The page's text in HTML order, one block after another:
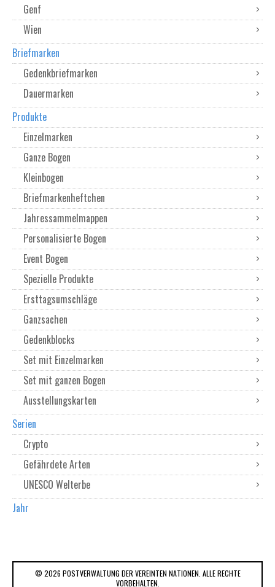
Genf
Wien
Briefmarken
Gedenkbriefmarken
Dauermarken
Produkte
Einzelmarken
Ganze Bogen
Kleinbogen
Briefmarkenheftchen
Jahressammelmappen
Personalisierte Bogen
Event Bogen
Spezielle Produkte
Ersttagsumschläge
Ganzsachen
Gedenkblocks
Set mit Einzelmarken
Set mit ganzen Bogen
Ausstellungskarten
Serien
Crypto
Gefährdete Arten
UNESCO Welterbe
Jahr
© 2026 POSTVERWALTUNG DER VEREINTEN NATIONEN. ALLE RECHTE
VORBEHALTEN.